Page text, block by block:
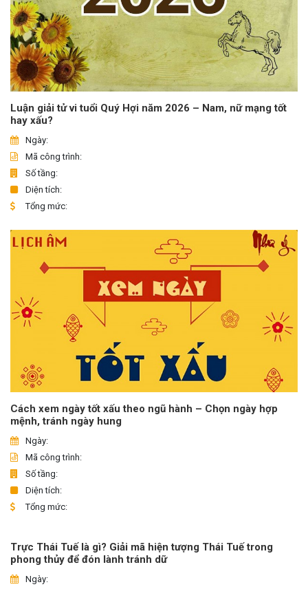
Luận giải tử vi tuổi Quý Hợi năm 2026 – Nam, nữ mạng tốt
hay xấu?
Ngày:
Mã công trình:
Số tầng:
Diện tích:
Tổng mức:
Cách xem ngày tốt xấu theo ngũ hành – Chọn ngày hợp
mệnh, tránh ngày hung
Ngày:
Mã công trình:
Số tầng:
Diện tích:
Tổng mức:
Trực Thái Tuế là gì? Giải mã hiện tượng Thái Tuế trong
phong thủy để đón lành tránh dữ
Ngày: